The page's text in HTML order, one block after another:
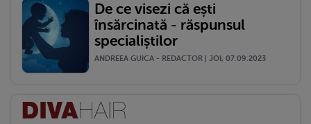
De ce visezi că ești
însărcinată - răspunsul
specialiștilor
ANDREEA GUICA - REDACTOR | JOI, 07.09.2023